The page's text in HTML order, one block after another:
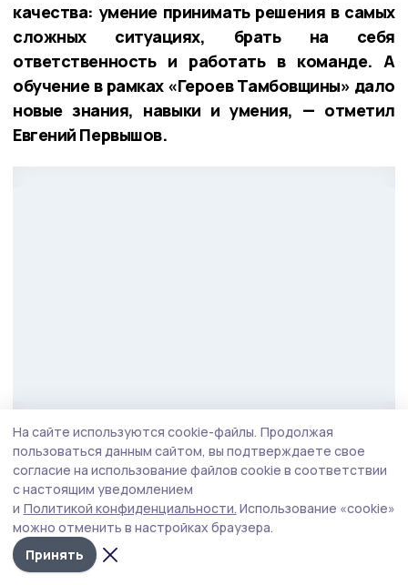
качества: умение принимать решения в самых
сложных ситуациях, брать на себя
ответственность и работать в команде. А
обучение в рамках «Героев Тамбовщины» дало
новые знания, навыки и умения, — отметил
Евгений Первышов.
Фото: Вадим Панов
По его словам выпускники программы готовы
продолжить служить Родине в новом качестве.
Уже сейчас 9 выпускников трудоустроены, 2
избраны депутатами. И назначения будут
продолжены.
На сайте используются cookie-файлы. Продолжая
пользоваться данным сайтом, вы подтверждаете свое
согласие на использование файлов cookie в соответствии
с настоящим уведомлением
и Политикой конфиденциальности. Использование «cookie»
можно отменить в настройках браузера.
Принять